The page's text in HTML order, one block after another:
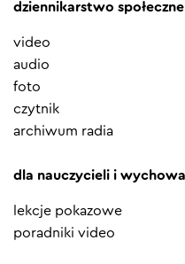
dziennikarstwo społeczne
video
audio
foto
czytnik
archiwum radia
dla nauczycieli i
lekcje pokazowe
poradniki video